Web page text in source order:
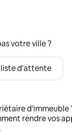
votre ville ?
liste d'attente
d'immeuble
rendre vos